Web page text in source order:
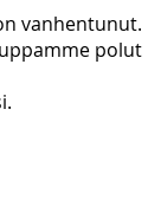
vanhentunut.
polut